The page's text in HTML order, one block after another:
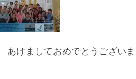
けましておめでとうございま